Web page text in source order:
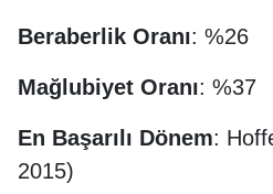
Beraberlik Oranı: %26
Mağlubiyet Oranı: %37
En Başarılı Dönem:
2015)